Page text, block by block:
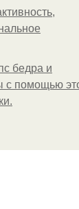
бедра и
с помощью